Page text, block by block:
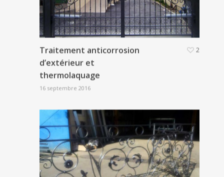
Traitement anticorrosion
d’extérieur et
thermolaquage
16 septembre 2016
2